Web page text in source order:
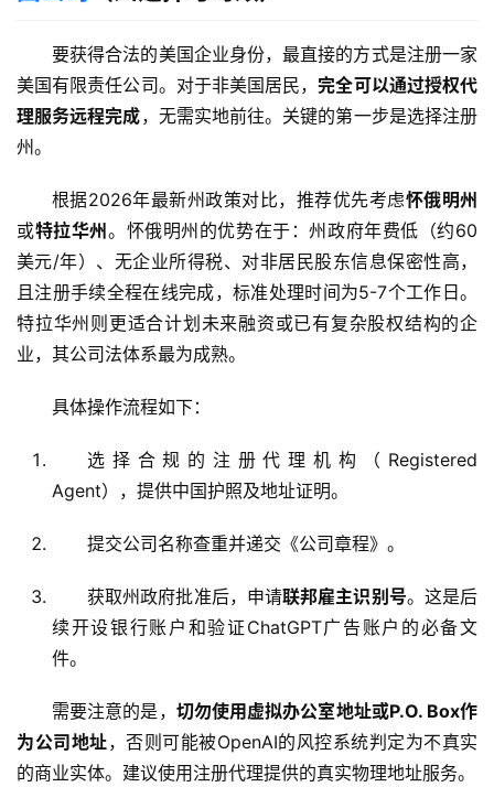
要获得合法的美国企业身份，最直接的方式是注册一家
美国有限责任公司。对于非美国居民，完全可以通过授权代
理服务远程完成，无需实地前往。关键的第一步是选择注册
州。
根据2026年最新州政策对比，推荐优先考虑怀俄明州
或特拉华州 。怀俄明州的优势在于：州政府年费低（约60
美元/年）、无企业所得税、对非居民股东信息保密性高，
且注册手续全程在线完成，标准处理时间为5-7个工作日。
特拉华州则更适合计划未来融资或已有复杂股权结构的企
业，其公司法体系最为成熟。
具体操作流程如下：
选择合规的注册代理机构（Registered
Agent），提供中国护照及地址证明。
提交公司名称查重并递交《公司章程》。
获取州政府批准后，申请联邦雇主识别号。这是后
续开设银行账户和验证ChatGPT广告账户的必备文
件。
需要注意的是， 切勿使用虚拟办公室地址或P.O. Box作
为公司地址，否则可能被OpenAI的风控系统判定为不真实
的商业实体。建议使用注册代理提供的真实物理地址服务。